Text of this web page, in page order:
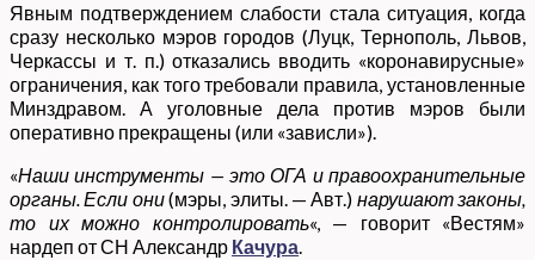
Явным подтверждением слабости стала ситуация, когда
сразу несколько мэров городов (Луцк, Тернополь, Львов,
Черкассы и т. п.) отказались вводить «коронавирусные»
ограничения, как того требовали правила, установленные
Минздравом. А уголовные дела против мэров были
оперативно прекращены (или «зависли»).
«Наши инструменты — это ОГА и правоохранительные
органы. Если они(мэры, элиты. — Авт.) нарушают законы,
то их можно контролировать«, — говорит «Вестям»
нардеп от СН Александр Качура.